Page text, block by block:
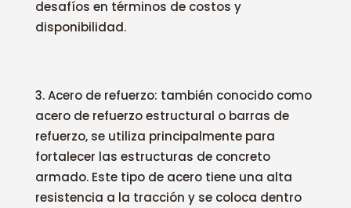
desafíos en términos de costos y
disponibilidad.
Acero de refuerzo: también conocido como
acero de refuerzo estructural o barras de
refuerzo, se utiliza principalmente para
fortalecer las estructuras de concreto
armado. Este tipo de acero tiene una alta
resistencia a la tracción y se coloca dentro